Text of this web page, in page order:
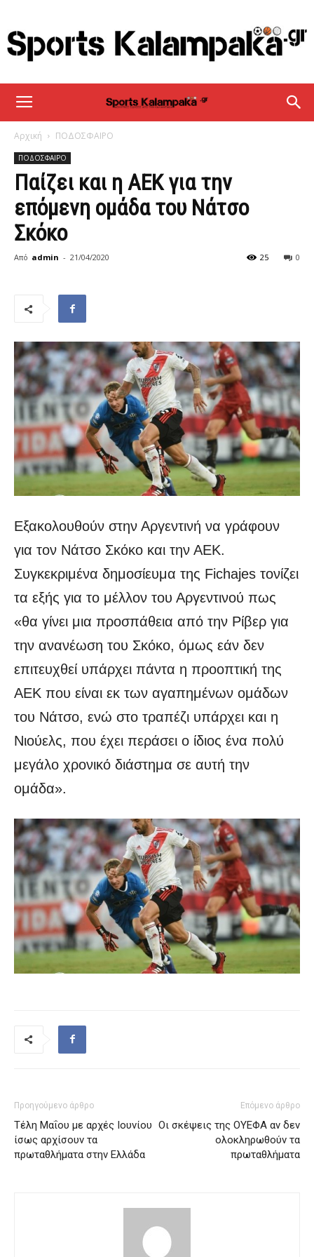
sportskalampaka
Αρχική ΠΟΔΟΣΦΑΙΡΟ
ΠΟΔΟΣΦΑΙΡΟ
Παίζει και η ΑΕΚ για την
επόμενη ομάδα του Νάτσο
Σκόκο
Από admin - 21/04/2020 0
25
Εξακολουθούν στην Αργεντινή να γράφουν
για τον Νάτσο Σκόκο και την ΑΕΚ.
Συγκεκριμένα δημοσίευμα της Fichajes τονίζει
τα εξής για το μέλλον του Αργεντινού πως
«θα γίνει μια προσπάθεια από την Ρίβερ για
την ανανέωση του Σκόκο, όμως εάν δεν
επιτευχθεί υπάρχει πάντα η προοπτική της
ΑΕΚ που είναι εκ των αγαπημένων ομάδων
του Νάτσο, ενώ στο τραπέζι υπάρχει και η
Νιούελς, που έχει περάσει ο ίδιος ένα πολύ
μεγάλο χρονικό διάστημα σε αυτή την
ομάδα».
Προηγούμενο άρθρο
Τέλη Μαΐου με αρχές Ιουνίου
ίσως αρχίσουν τα
πρωταθλήματα στην Ελλάδα
Επόμενο άρθρο
Οι σκέψεις της ΟΥΕΦΑ αν δεν
ολοκληρωθούν τα
πρωταθλήματα